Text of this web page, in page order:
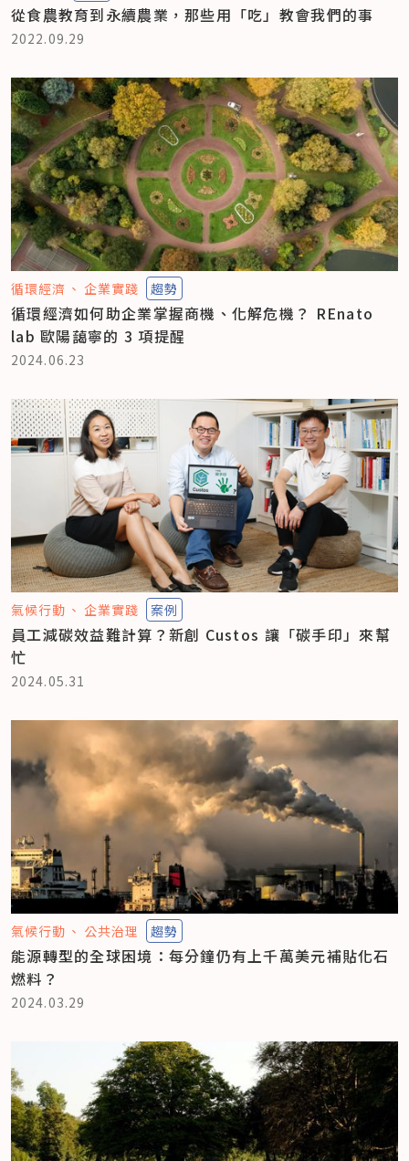
從食農教育到永續農業，那些用「吃」教會我們的事
2022.09.29
循環經濟 企業實踐 趨勢
循環經濟如何助企業掌握商機、化解危機？ REnato
lab 歐陽藹寧的 3 項提醒
2024.06.23
氣候行動 企業實踐 案例
員工減碳效益難計算？新創 Custos 讓「碳手印」來幫
忙
2024.05.31
氣候行動 公共治理 趨勢
能源轉型的全球困境：每分鐘仍有上千萬美元補貼化石
燃料？
2024.03.29